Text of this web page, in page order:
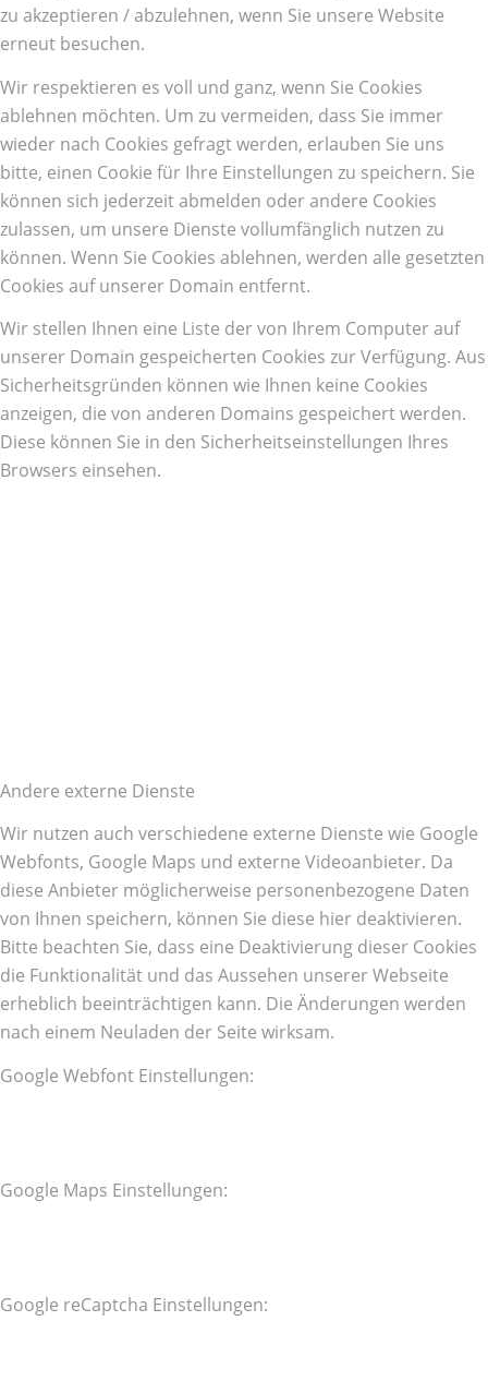
zu akzeptieren / abzulehnen, wenn Sie unsere Website
erneut besuchen.
Wir respektieren es voll und ganz, wenn Sie Cookies
ablehnen möchten. Um zu vermeiden, dass Sie immer
wieder nach Cookies gefragt werden, erlauben Sie uns
bitte, einen Cookie für Ihre Einstellungen zu speichern. Sie
können sich jederzeit abmelden oder andere Cookies
zulassen, um unsere Dienste vollumfänglich nutzen zu
können. Wenn Sie Cookies ablehnen, werden alle gesetzten
Cookies auf unserer Domain entfernt.
Wir stellen Ihnen eine Liste der von Ihrem Computer auf
unserer Domain gespeicherten Cookies zur Verfügung. Aus
Sicherheitsgründen können wie Ihnen keine Cookies
anzeigen, die von anderen Domains gespeichert werden.
Diese können Sie in den Sicherheitseinstellungen Ihres
Browsers einsehen.
Andere externe Dienste
Wir nutzen auch verschiedene externe Dienste wie Google
Webfonts, Google Maps und externe Videoanbieter. Da
diese Anbieter möglicherweise personenbezogene Daten
von Ihnen speichern, können Sie diese hier deaktivieren.
Bitte beachten Sie, dass eine Deaktivierung dieser Cookies
die Funktionalität und das Aussehen unserer Webseite
erheblich beeinträchtigen kann. Die Änderungen werden
nach einem Neuladen der Seite wirksam.
Google Webfont Einstellungen:
Google Maps Einstellungen:
Google reCaptcha Einstellungen: